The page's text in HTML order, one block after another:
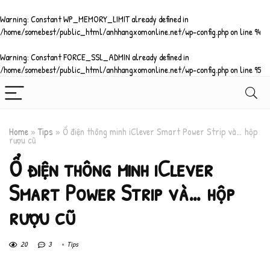
Warning: Constant WP_MEMORY_LIMIT already defined in
/home/somebest/public_html/anhhangxomonline.net/wp-config.phpon line94
Warning: Constant FORCE_SSL_ADMIN already defined in
/home/somebest/public_html/anhhangxomonline.net/wp-config.phpon line95
Home » Tips » Ổ điện thông minh iClever Smart Power Strip và… hộp
rượu cũ
Ổ điện thông minh iClever
Smart Power Strip và… hộp
rượu cũ
20 3 Tips